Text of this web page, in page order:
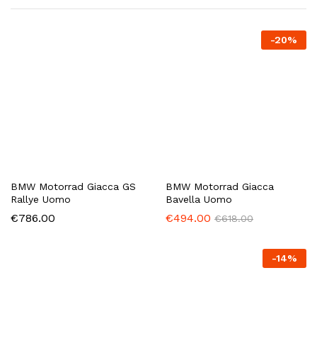
BMW Motorrad Giacca GS
Rallye Uomo
€786.00
-20%
BMW Motorrad Giacca
Bavella Uomo
€494.00 €618.00
-14%